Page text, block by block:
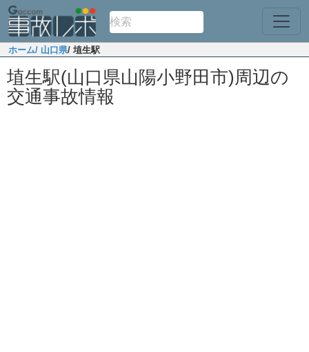
ホーム/ 山口県/ 埴生駅
埴生駅(山口県山陽小野田市)周辺の
交通事故情報